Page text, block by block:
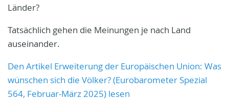
Länder?
Tatsächlich gehen die Meinungen je nach Land
auseinander.
Den Artikel Erweiterung der Europäischen Union: Was
wünschen sich die Völker? (Eurobarometer Spezial
564, Februar-März 2025) lesen